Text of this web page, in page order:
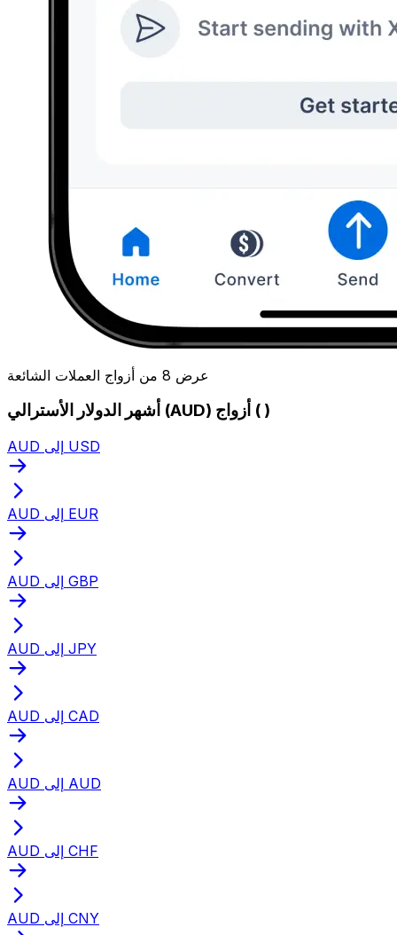
عرض 8 من أزواج العملات الشائعة
أشهر الدولار الأسترالي (AUD) أزواج ( )
AUD إلى USD
AUD إلى EUR
AUD إلى GBP
AUD إلى JPY
AUD إلى CAD
AUD إلى AUD
AUD إلى CHF
AUD إلى CNY